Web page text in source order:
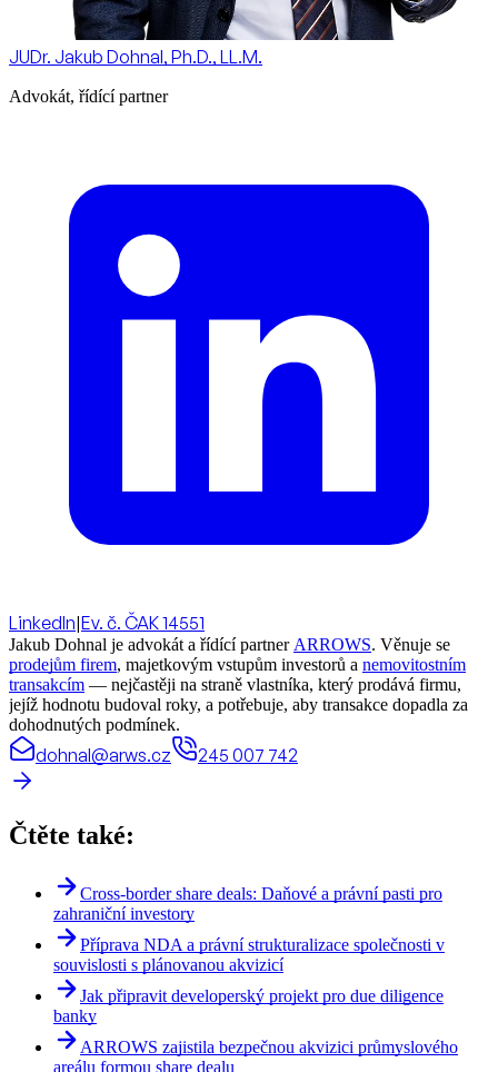
JUDr. Jakub Dohnal, Ph.D., LL.M.
Advokát, řídící partner
LinkedIn|Ev. č. ČAK 14551
Jakub Dohnal je advokát a řídící partnerARROWS. Věnuje se
prodejům firem, majetkovým vstupům investorů a nemovitostním
transakcím — nejčastěji na straně vlastníka, který prodává firmu,
jejíž hodnotu budoval roky, a potřebuje, aby transakce dopadla za
dohodnutých podmínek.
dohnal@arws.cz 245 007 742
Čtěte také:
Cross-border share deals: Daňové a právní pasti pro
zahraniční investory
Příprava NDA a právní strukturalizace společnosti v
souvislosti s plánovanou akvizicí
Jak připravit developerský projekt pro due diligence
banky
ARROWS zajistila bezpečnou akvizici průmyslového
areálu formou share dealu